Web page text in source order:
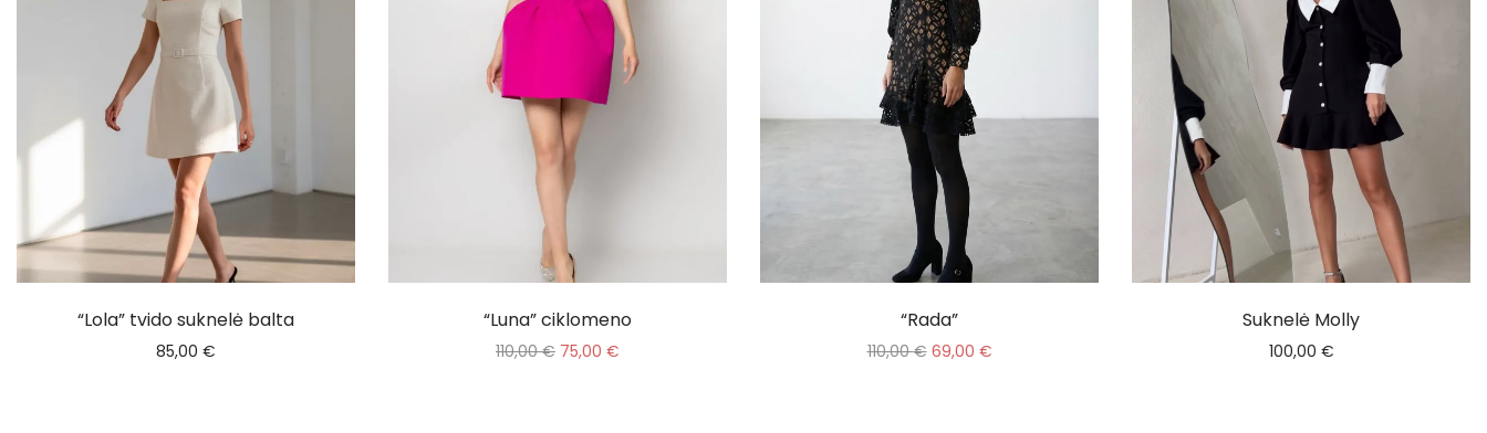
“Lola” tvido suknelė balta
85,00 €
“Luna” ciklomeno
110,00€ 75,00 €
“Rada”
110,00€ 69,00 €
Suknelė Molly
100,00 €